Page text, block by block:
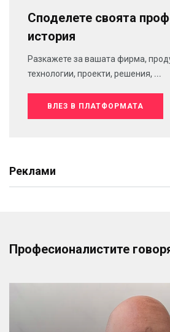
Споделете своята
история
Разкажете за вашата фирма,
технологии, проекти, решения, ...
ВЛЕЗ В ПЛАТФОРМАТА
Реклами
Професионалистите